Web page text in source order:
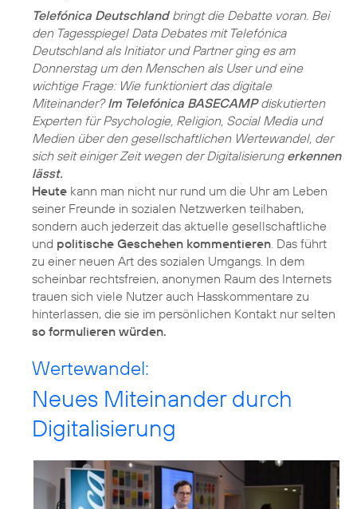
Telefónica Deutschlandbringt die Debatte voran. Bei
den Tagesspiegel Data Debates mit Telefónica
Deutschland als Initiator und Partner ging es am
Donnerstag um den Menschen als User und eine
wichtige Frage: Wie funktioniert das digitale
Miteinander?Im Telefónica BASECAMPdiskutierten
Experten für Psychologie, Religion, Social Media und
Medien über den gesellschaftlichen Wertewandel, der
sich seit einiger Zeit wegen der Digitalisierungerkennen
lässt.
Heute kann man nicht nur rund um die Uhr am Leben
seiner Freunde in sozialen Netzwerken teilhaben,
sondern auch jederzeit das aktuelle gesellschaftliche
und politische Geschehen kommentieren . Das führt
zu einer neuen Art des sozialen Umgangs. In dem
scheinbar rechtsfreien, anonymen Raum des Internets
trauen sich viele Nutzer auch Hasskommentare zu
hinterlassen, die sie im persönlichen Kontakt nur selten
so formulieren würden.
Wertewandel:
Neues Miteinander durch
Digitalisierung